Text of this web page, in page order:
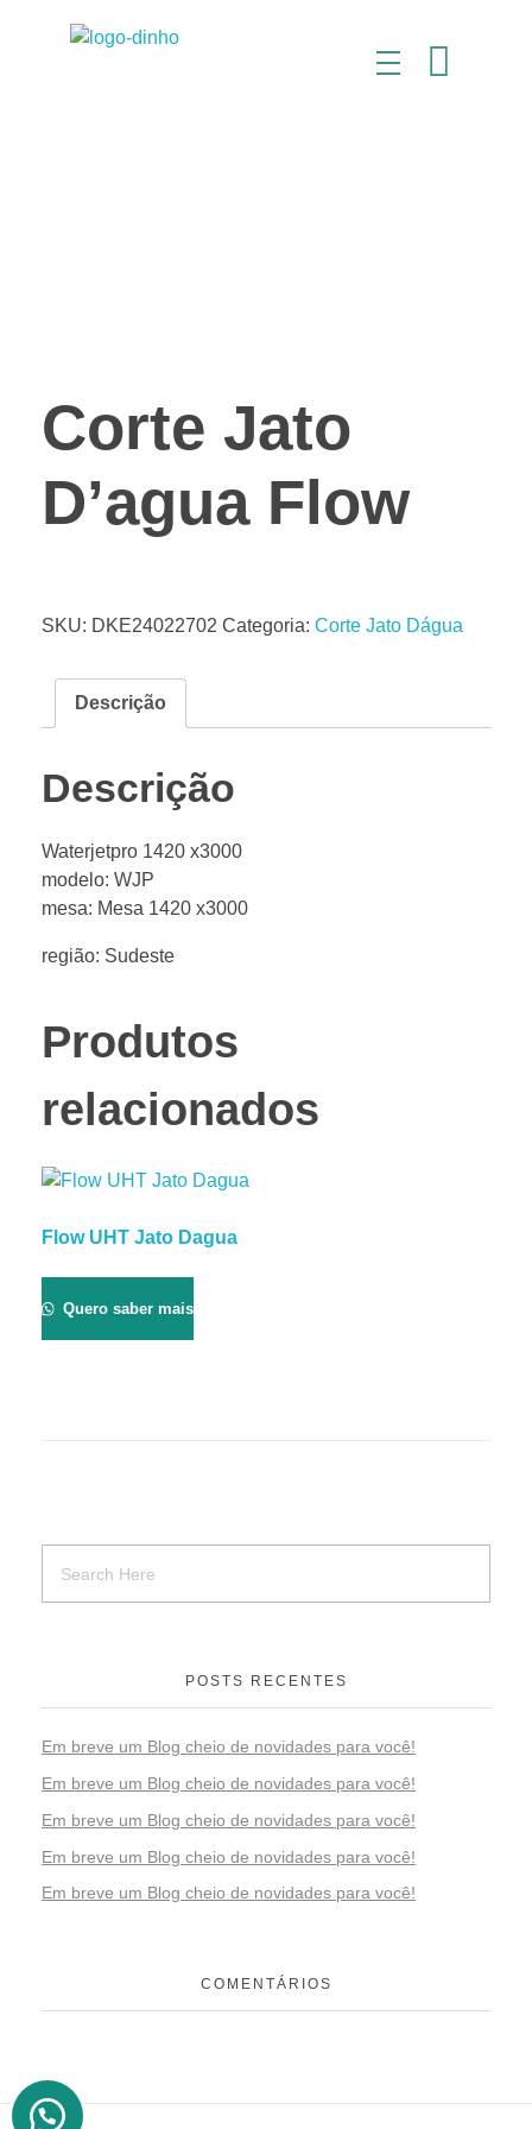
Corte Jato
D’agua Flow
SKU: DKE24022702 Categoria: Corte Jato Dágua
Descrição
Descrição
Waterjetpro 1420 x3000
modelo: WJP
mesa: Mesa 1420 x3000
região: Sudeste
Produtos
relacionados
Flow UHT Jato Dagua
Quero saber mais
POSTS RECENTES
Em breve um Blog cheio de novidades para você!
Em breve um Blog cheio de novidades para você!
Em breve um Blog cheio de novidades para você!
Em breve um Blog cheio de novidades para você!
Em breve um Blog cheio de novidades para você!
COMENTÁRIOS